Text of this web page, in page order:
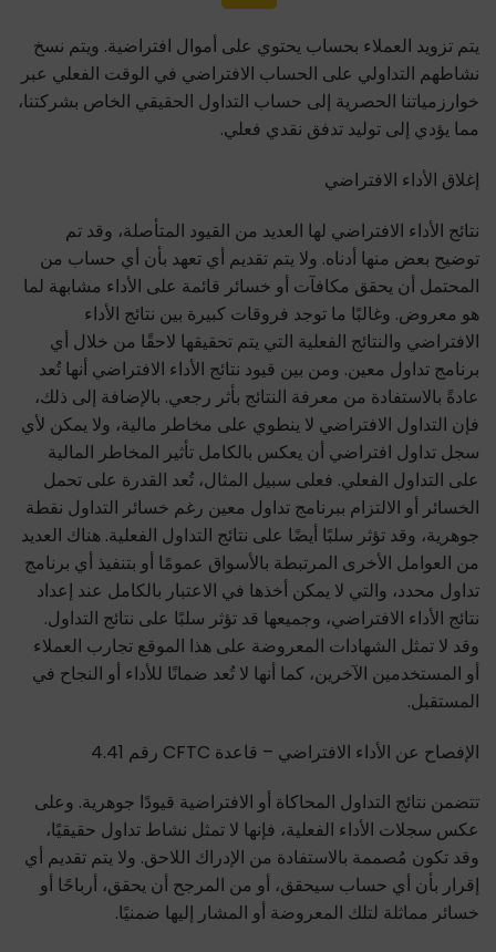
يتم تزويد العملاء بحساب يحتوي على أموال افتراضية. ويتم نسخ
نشاطهم التداولي على الحساب الافتراضي في الوقت الفعلي عبر
خوارزمياتنا الحصرية إلى حساب التداول الحقيقي الخاص بشركتنا،
مما يؤدي إلى توليد تدفق نقدي فعلي.
إغلاق الأداء الافتراضي
نتائج الأداء الافتراضي لها العديد من القيود المتأصلة، وقد تم
توضيح بعض منها أدناه. ولا يتم تقديم أي تعهد بأن أي حساب من
المحتمل أن يحقق مكافآت أو خسائر قائمة على الأداء مشابهة لما
هو معروض. وغالبًا ما توجد فروقات كبيرة بين نتائج الأداء
الافتراضي والنتائج الفعلية التي يتم تحقيقها لاحقًا من خلال أي
برنامج تداول معين. ومن بين قيود نتائج الأداء الافتراضي أنها تُعد
عادةً بالاستفادة من معرفة النتائج بأثر رجعي. بالإضافة إلى ذلك،
فإن التداول الافتراضي لا ينطوي على مخاطر مالية، ولا يمكن لأي
سجل تداول افتراضي أن يعكس بالكامل تأثير المخاطر المالية
على التداول الفعلي. فعلى سبيل المثال، تُعد القدرة على تحمل
الخسائر أو الالتزام ببرنامج تداول معين رغم خسائر التداول نقطة
جوهرية، وقد تؤثر سلبًا أيضًا على نتائج التداول الفعلية. هناك العديد
من العوامل الأخرى المرتبطة بالأسواق عمومًا أو بتنفيذ أي برنامج
تداول محدد، والتي لا يمكن أخذها في الاعتبار بالكامل عند إعداد
نتائج الأداء الافتراضي، وجميعها قد تؤثر سلبًا على نتائج التداول.
وقد لا تمثل الشهادات المعروضة على هذا الموقع تجارب العملاء
أو المستخدمين الآخرين، كما أنها لا تُعد ضمانًا للأداء أو النجاح في
المستقبل.
الإفصاح عن الأداء الافتراضي – قاعدة CFTC رقم 4.41
تتضمن نتائج التداول المحاكاة أو الافتراضية قيودًا جوهرية. وعلى
عكس سجلات الأداء الفعلية، فإنها لا تمثل نشاط تداول حقيقيًا،
وقد تكون مُصممة بالاستفادة من الإدراك اللاحق. ولا يتم تقديم أي
إقرار بأن أي حساب سيحقق، أو من المرجح أن يحقق، أرباحًا أو
خسائر مماثلة لتلك المعروضة أو المشار إليها ضمنيًا.